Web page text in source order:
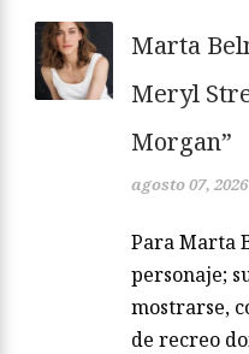
Marta
Meryl
Morgan”
agosto 07, 2026
Para Marta
personaje;
mostrarse,
de recreo